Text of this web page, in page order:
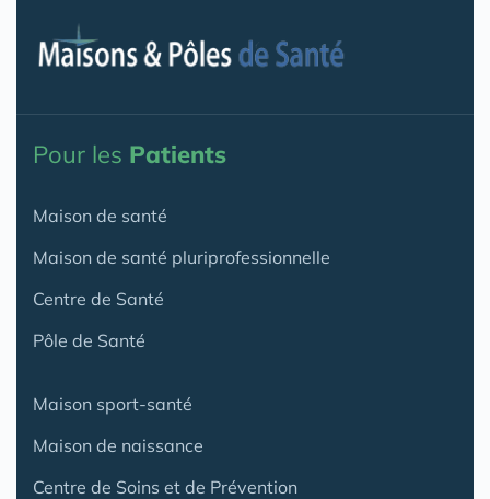
Pour les Patients
Maison de santé
Maison de santé pluriprofessionnelle
Centre de Santé
Pôle de Santé
Maison sport-santé
Maison de naissance
Centre de Soins et de Prévention